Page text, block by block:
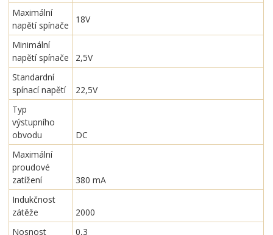
Maximální
napětí spínače
18V
Minimální
napětí spínače
2,5V
Standardní
spínací napětí
22,5V
Typ
výstupního
obvodu
DC
Maximální
proudové
zatížení
380 mA
Indukčnost
zátěže
2000
Nosnost
0,3